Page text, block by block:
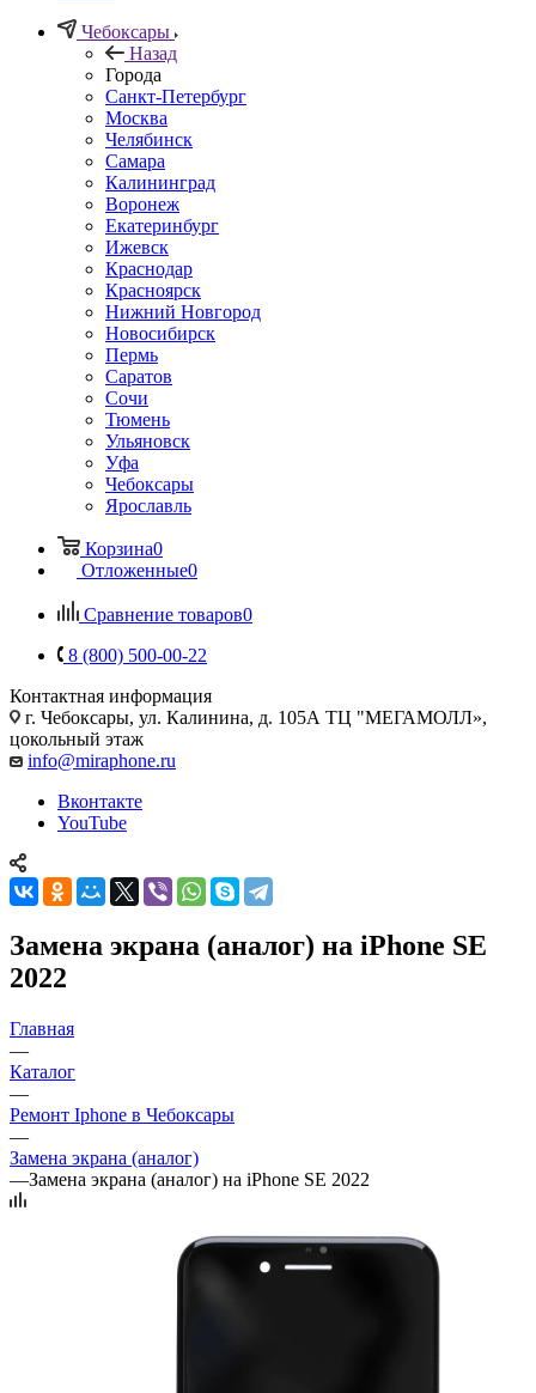
Чебоксары
Назад
Города
Санкт-Петербург
Москва
Челябинск
Самара
Калининград
Воронеж
Екатеринбург
Ижевск
Краснодар
Красноярск
Нижний Новгород
Новосибирск
Пермь
Саратов
Сочи
Тюмень
Ульяновск
Уфа
Чебоксары
Ярославль
Корзина0
Отложенные0
Сравнение товаров0
8 (800) 500-00-22
Контактная информация
г. Чебоксары, ул. Калинина, д. 105А ТЦ "МЕГАМОЛЛ»,
цокольный этаж
info@miraphone.ru
Вконтакте
YouTube
Замена экрана (аналог) на iPhone SE
2022
Главная
—
Каталог
—
Ремонт Iphone в Чебоксары
—
Замена экрана (аналог)
—Замена экрана (аналог) на iPhone SE 2022